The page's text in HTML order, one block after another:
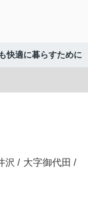
快適に暮らすために
沢 / 大字御代田 /